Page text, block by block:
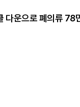
다운으로 폐의류 78